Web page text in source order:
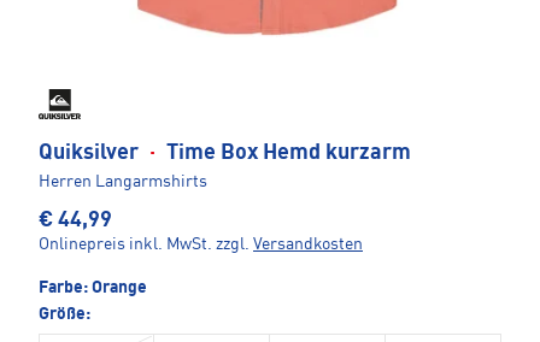
Quiksilver · Time Box Hemd kurzarm
Herren Langarmshirts
€ 44,99
Onlinepreis inkl. MwSt. zzgl. Versandkosten
Farbe: Orange
Größe: